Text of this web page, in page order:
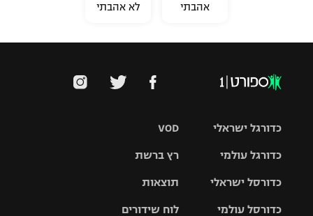
אהבתי לא אהבתי
VOD
רץ ברשת
תוצאות
לוח שידורים
כדורגל ישראלי
כדורגל עולמי
האלופות
כדורסל ישראלי
כדורסל עולמי